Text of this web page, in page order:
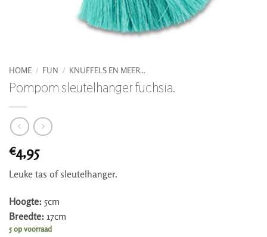
HOME / FUN / KNUFFELS EN MEER...
Pompom sleutelhanger fuchsia.
€4,95
Leuke tas of sleutelhanger.
Hoogte: 5cm
Breedte: 17cm
5 op voorraad